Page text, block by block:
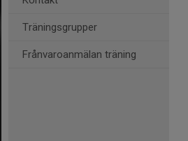
Träningsgrupper
Frånvaroanmälan träning